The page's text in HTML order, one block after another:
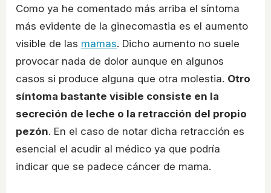
Como ya he comentado más arriba el síntoma
más evidente de la ginecomastia es el aumento
visible de las mamas. Dicho aumento no suele
provocar nada de dolor aunque en algunos
casos si produce alguna que otra molestia. Otro
síntoma bastante visible consiste en la
secreción de leche o la retracción del propio
pezón. En el caso de notar dicha retracción es
esencial el acudir al médico ya que podría
indicar que se padece cáncer de mama.